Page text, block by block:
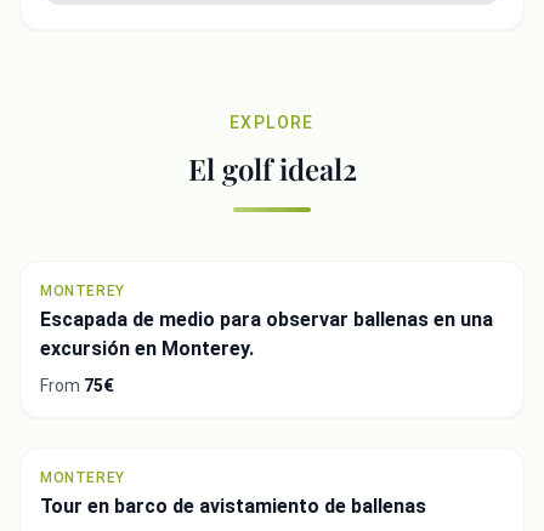
EXPLORE
El golf ideal2
MONTEREY
Escapada de medio para observar ballenas en una
excursión en Monterey.
From 75€
MONTEREY
Tour en barco de avistamiento de ballenas